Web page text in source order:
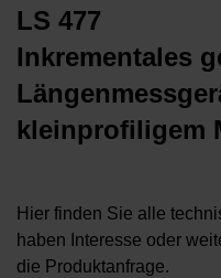
LS 477
Inkrementales
kleinprofiligem
Hier finden Sie alle
haben Interesse oder
die Produktanfrage.